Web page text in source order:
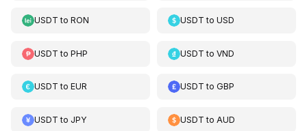
USDT to RON USDT toUSD
USDT to PHP USDT toVND
USDT to EUR USDT toGBP
USDT to JPY USDT to AUD